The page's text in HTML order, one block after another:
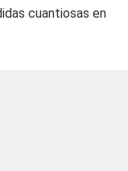
cuantiosas en